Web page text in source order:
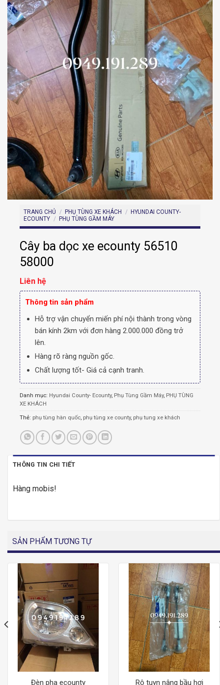
TRANG CHỦ / PHỤ TÙNG XE KHÁCH / HYUNDAI COUNTY-
ECOUNTY / PHỤ TÙNG GẦM MÁY
Cây ba dọc xe ecounty 56510
58000
Liên hệ
Thông tin sản phẩm
Hỗ trợ vận chuyển miến phí nội thành trong vòng
bán kính 2km với đơn hàng 2.000.000 đồng trở
lên.
Hàng rõ ràng nguồn gốc.
Chất lượng tốt- Giá cả cạnh tranh.
Danh mục: Hyundai County- Ecounty, Phụ Tùng Gầm Máy, PHỤ TÙNG
XE KHÁCH
Thẻ: phụ tùng hàn quốc, phụ tùng xe county, phụ tung xe khách
THÔNG TIN CHI TIẾT
Hàng mobis!
SẢN PHẨM TƯƠNG TỰ
Đèn pha ecounty Rô tuyn nâng bầu hơi